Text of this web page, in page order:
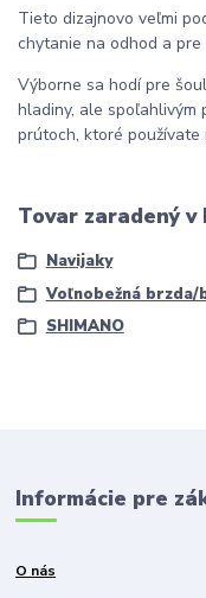
Tieto dizajnovo veľmi
chytanie na odhod a
Výborne sa hodí pre
hladiny, ale spoľahlivým
prútoch, ktoré používate
Tovar zaradený
Navijaky
Voľnobežná
SHIMANO
Informácie pre
O nás